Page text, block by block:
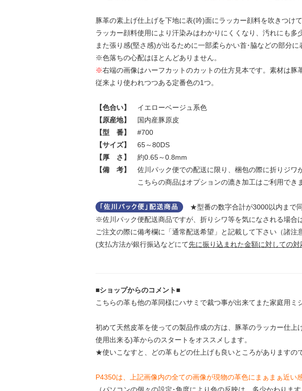
豚革の素上げ仕上げを下地に表(吟)面にラッカー顔料を吹きつけ
ラッカー顔料使用により汗染みはわかりにくくなり、汚れにも多
また張り感(堅さ感)が出るために一部柔らかい首･脇などの部分
※色落ちの心配はほとんどありません。
※右端の画像はハーフカットのカットの仕方見本です。素材は豚
従来より使われつつある定番色の1つ。
【色合い】
イエローベージュ系色
【原産地】
国内産豚原皮
【型 番】
#700
【サイズ】
65～80DS
【厚 さ】
約0.65～0.8mm
【備 考】
佐川パック便での配送に限り、梱包の際に折りジワ
こちらの商品はオプションの漉き加工はご利用できま
★型番の数字合計が3000以内まで同
※佐川パック便配送商品ですが、折りシワ等を気になされる場合
ご注文の際に備考欄に「通常配送希望」と記載して下さい（諸
(支払方法が銀行振込などにて先に振り込まれた金額に対しての対
■ショップからのコメント■
こちらの革も他の革同様にハサミで裁つ事が出来てまた家庭用ミ
初めて天然皮革を使っての製品作成の方は、豚革のラッカー仕
使用出来る)革からのスタートをオススメします。
★使いこなすと、どの革もどの仕上げも良いところがありますの
P4350は、上記画像内の全ての画像が現物の革色にまぁまぁ近い